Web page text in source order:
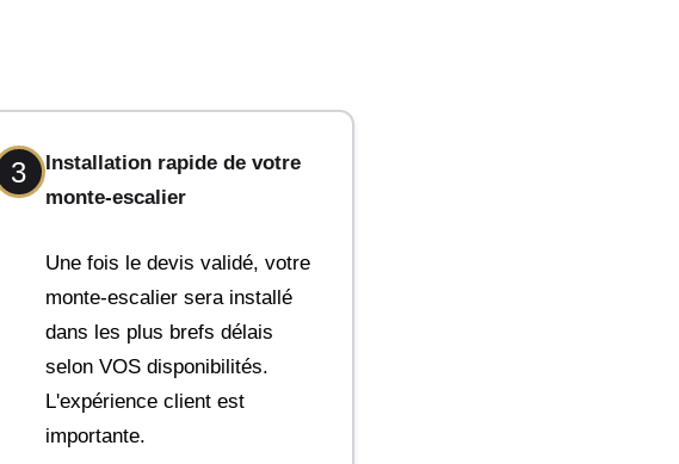
3
Installation rapide de votre
monte-escalier
Une fois le devis validé, votre
monte-escalier sera installé
dans les plus brefs délais
selon VOS disponibilités.
L'expérience client est
importante.